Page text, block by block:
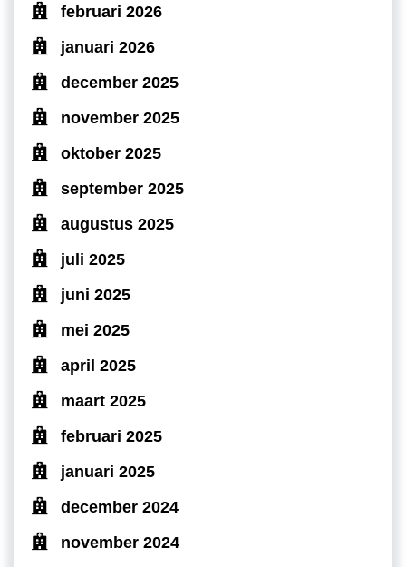
februari 2026
januari 2026
december 2025
november 2025
oktober 2025
september 2025
augustus 2025
juli 2025
juni 2025
mei 2025
april 2025
maart 2025
februari 2025
januari 2025
december 2024
november 2024